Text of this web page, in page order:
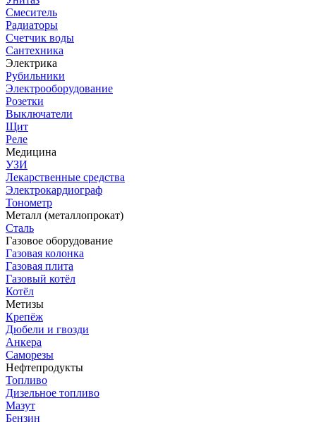
Смеситель
Радиаторы
Счетчик воды
Сантехника
Электрика
Рубильники
Электрооборудование
Розетки
Выключатели
Щит
Реле
Медицина
УЗИ
Лекарственные средства
Электрокардиограф
Тонометр
Металл (металлопрокат)
Сталь
Газовое оборудование
Газовая колонка
Газовая плита
Газовый котёл
Котёл
Метизы
Крепёж
Дюбели и гвозди
Анкера
Саморезы
Нефтепродукты
Топливо
Дизельное топливо
Мазут
Бензин